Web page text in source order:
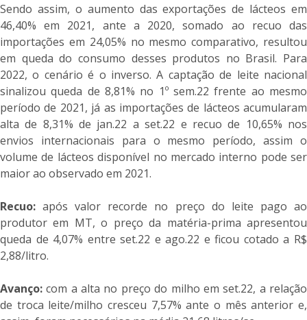
Sendo assim, o aumento das exportações de lácteos em
46,40% em 2021, ante a 2020, somado ao recuo das
importações em 24,05% no mesmo comparativo, resultou
em queda do consumo desses produtos no Brasil. Para
2022, o cenário é o inverso. A captação de leite nacional
sinalizou queda de 8,81% no 1º sem.22 frente ao mesmo
período de 2021, já as importações de lácteos acumularam
alta de 8,31% de jan.22 a set.22 e recuo de 10,65% nos
envios internacionais para o mesmo período, assim o
volume de lácteos disponível no mercado interno pode ser
maior ao observado em 2021.
Recuo: após valor recorde no preço do leite pago ao
produtor em MT, o preço da matéria-prima apresentou
queda de 4,07% entre set.22 e ago.22 e ficou cotado a R$
2,88/litro.
Avanço: com a alta no preço do milho em set.22, a relação
de troca leite/milho cresceu 7,57% ante o mês anterior e,